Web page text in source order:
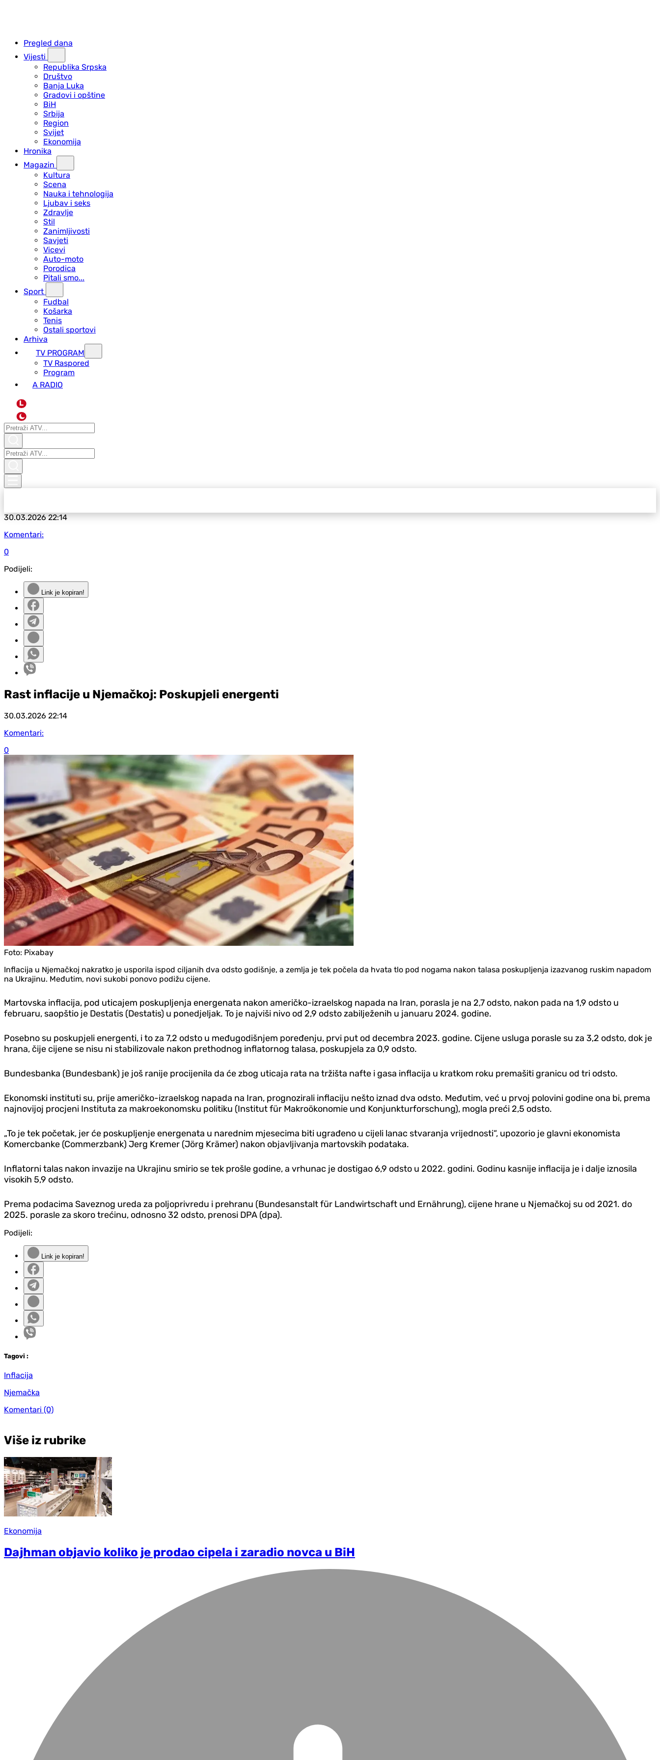
Pregled dana
Vijesti
Republika Srpska
Društvo
Banja Luka
Gradovi i opštine
BiH
Srbija
Region
Svijet
Ekonomija
Hronika
Magazin
Kultura
Scena
Nauka i tehnologija
Ljubav i seks
Zdravlje
Stil
Zanimljivosti
Savjeti
Vicevi
Auto-moto
Porodica
Pitali smo...
Sport
Fudbal
Košarka
Tenis
Ostali sportovi
Arhiva
TV PROGRAM
ТV Raspored
Program
A RADIO
L
30.03.202622:14
Komentari:
0
Podijeli:
Link je kopiran!
Rast inflacije u Njemačkoj: Poskupjeli energenti
30.03.2026 22:14
Komentari:
0
Foto: Pixabay
Inflacija u Njemačkoj nakratko je usporila ispod ciljanih dva odsto godišnje, a zemlja je tek počela da hvata tlo pod nogama nakon talasa poskupljenja izazvanog ruskim napadom
na Ukrajinu. Međutim, novi sukobi ponovo podižu cijene.
Martovska inflacija, pod uticajem poskupljenja energenata nakon američko-izraelskog napada na Iran, porasla je na 2,7 odsto, nakon pada na 1,9 odsto u
februaru, saopštio je Destatis (Destatis) u ponedjeljak. To je najviši nivo od 2,9 odsto zabilježenih u januaru 2024. godine.
Posebno su poskupjeli energenti, i to za 7,2 odsto u međugodišnjem poređenju, prvi put od decembra 2023. godine. Cijene usluga porasle su za 3,2 odsto, dok je
hrana, čije cijene se nisu ni stabilizovale nakon prethodnog inflatornog talasa, poskupjela za 0,9 odsto.
Bundesbanka (Bundesbank) je još ranije procijenila da će zbog uticaja rata na tržišta nafte i gasa inflacija u kratkom roku premašiti granicu od tri odsto.
Ekonomski instituti su, prije američko-izraelskog napada na Iran, prognozirali inflaciju nešto iznad dva odsto. Međutim, već u prvoj polovini godine ona bi, prema
najnovijoj procjeni Instituta za makroekonomsku politiku (Institut für Makroökonomie und Konjunkturforschung), mogla preći 2,5 odsto.
„To je tek početak, jer će poskupljenje energenata u narednim mjesecima biti ugrađeno u cijeli lanac stvaranja vrijednosti“, upozorio je glavni ekonomista
Komercbanke (Commerzbank) Jerg Kremer (Jörg Krämer) nakon objavljivanja martovskih podataka.
Inflatorni talas nakon invazije na Ukrajinu smirio se tek prošle godine, a vrhunac je dostigao 6,9 odsto u 2022. godini. Godinu kasnije inflacija je i dalje iznosila
visokih 5,9 odsto.
Prema podacima Saveznog ureda za poljoprivredu i prehranu (Bundesanstalt für Landwirtschaft und Ernährung), cijene hrane u Njemačkoj su od 2021. do
2025. porasle za skoro trećinu, odnosno 32 odsto, prenosi DPA (dpa).
Podijeli:
Link je kopiran!
Tagovi :
Inflacija
Njemačka
Komentari (0)
Više iz rubrike
Ekonomija
Dajhman objavio koliko je prodao cipela i zaradio novca u BiH